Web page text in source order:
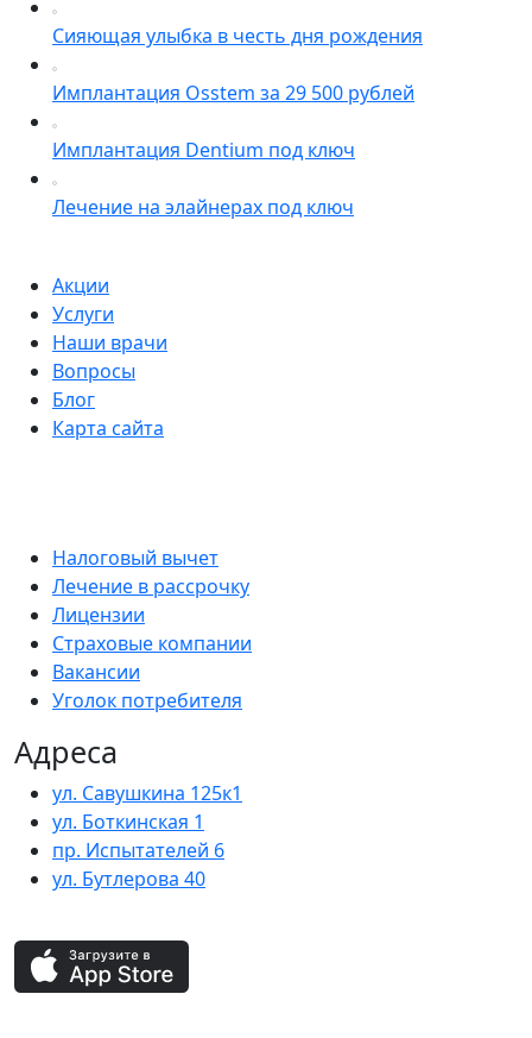
Сияющая улыбка в честь дня рождения
Имплантация Osstem за 29 500 рублей
Имплантация Dentium под ключ
Лечение на элайнерах под ключ
Акции
Услуги
Наши врачи
Вопросы
Блог
Карта сайта
Налоговый вычет
Лечение в рассрочку
Лицензии
Страховые компании
Вакансии
Уголок потребителя
Адреса
ул. Савушкина 125к1
ул. Боткинская 1
пр. Испытателей 6
ул. Бутлерова 40